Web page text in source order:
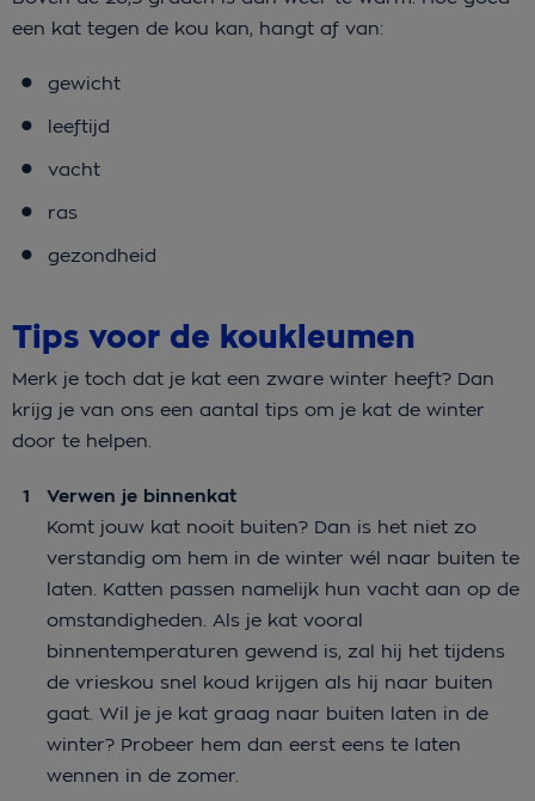
een kat tegen de kou kan, hangt af van:
gewicht
leeftijd
vacht
ras
gezondheid
Tips voor de koukleumen
Merk je toch dat je kat een zware winter heeft? Dan
krijg je van ons een aantal tips om je kat de winter
door te helpen.
Verwen je binnenkat
Komt jouw kat nooit buiten? Dan is het niet zo
verstandig om hem in de winter wél naar buiten te
laten. Katten passen namelijk hun vacht aan op de
omstandigheden. Als je kat vooral
binnentemperaturen gewend is, zal hij het tijdens
de vrieskou snel koud krijgen als hij naar buiten
gaat. Wil je je kat graag naar buiten laten in de
winter? Probeer hem dan eerst eens te laten
wennen in de zomer.